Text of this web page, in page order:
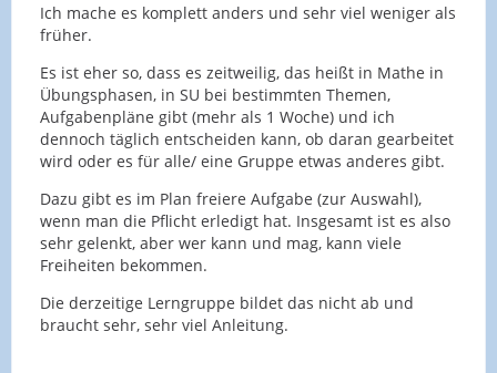
Ich mache es komplett anders und sehr viel weniger als
früher.
Es ist eher so, dass es zeitweilig, das heißt in Mathe in
Übungsphasen, in SU bei bestimmten Themen,
Aufgabenpläne gibt (mehr als 1 Woche) und ich
dennoch täglich entscheiden kann, ob daran gearbeitet
wird oder es für alle/ eine Gruppe etwas anderes gibt.
Dazu gibt es im Plan freiere Aufgabe (zur Auswahl),
wenn man die Pflicht erledigt hat. Insgesamt ist es also
sehr gelenkt, aber wer kann und mag, kann viele
Freiheiten bekommen.
Die derzeitige Lerngruppe bildet das nicht ab und
braucht sehr, sehr viel Anleitung.